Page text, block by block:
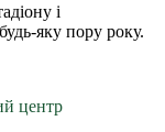
і
яку пору року.
центр